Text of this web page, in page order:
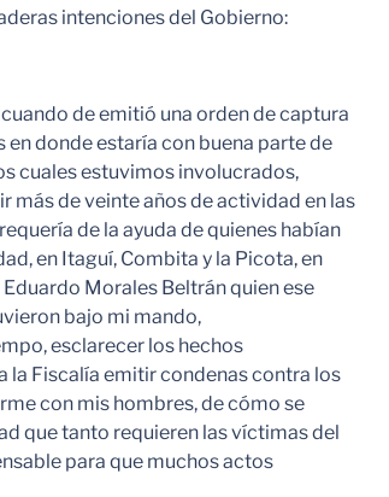
intenciones del Gobierno:
de emitió una orden de captura
donde estaría con buena parte de
cuales estuvimos involucrados,
más de veinte años de actividad en las
de la ayuda de quienes habían
en Itaguí, Combita y la Picota, en
Morales Beltrán quien ese
bajo mi mando,
esclarecer los hechos
la Fiscalía emitir condenas contra los
con mis hombres, de cómo se
que tanto requieren las víctimas del
para que muchos actos